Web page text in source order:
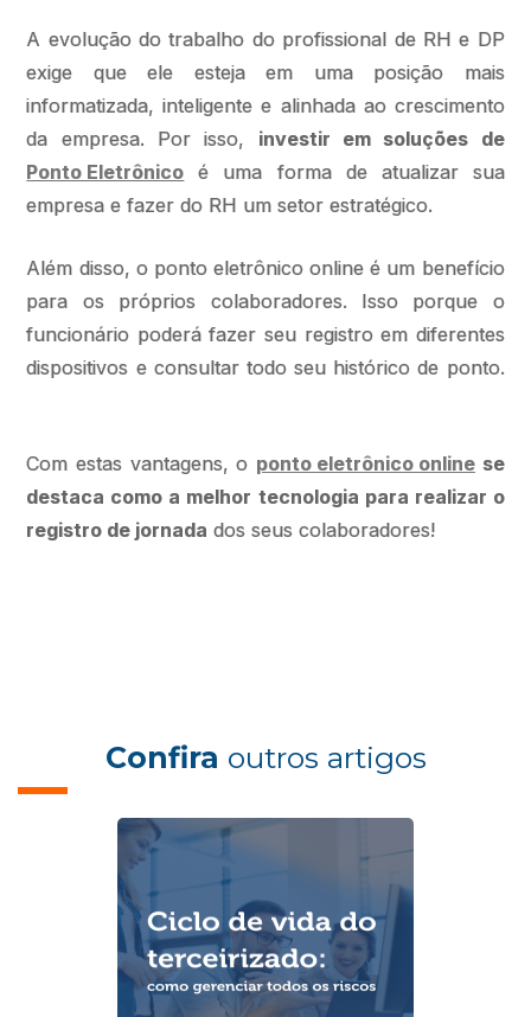
A evolução do trabalho do profissional de RH e DP
exige que ele esteja em uma posição mais
informatizada, inteligente e alinhada ao crescimento
da empresa. Por isso, investir em soluções de
Ponto Eletrônico é uma forma de atualizar sua
empresa e fazer do RH um setor estratégico.
Além disso, o ponto eletrônico online é um benefício
para os próprios colaboradores. Isso porque o
funcionário poderá fazer seu registro em diferentes
dispositivos e consultar todo seu histórico de ponto.
Com estas vantagens, o ponto eletrônico onlinese
destaca como a melhor tecnologia para realizar o
registro de jornada dos seus colaboradores!
Confira outros artigos